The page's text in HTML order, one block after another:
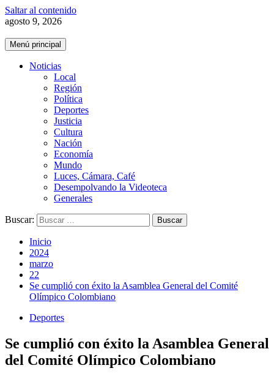
Saltar al contenido
agosto 9, 2026
Menú principal
Noticias
Local
Región
Política
Deportes
Justicia
Cultura
Nación
Economía
Mundo
Luces, Cámara, Café
Desempolvando la Videoteca
Generales
Buscar:
Inicio
2024
marzo
22
Se cumplió con éxito la Asamblea General del Comité
Olímpico Colombiano
Deportes
Se cumplió con éxito la Asamblea General
del Comité Olímpico Colombiano